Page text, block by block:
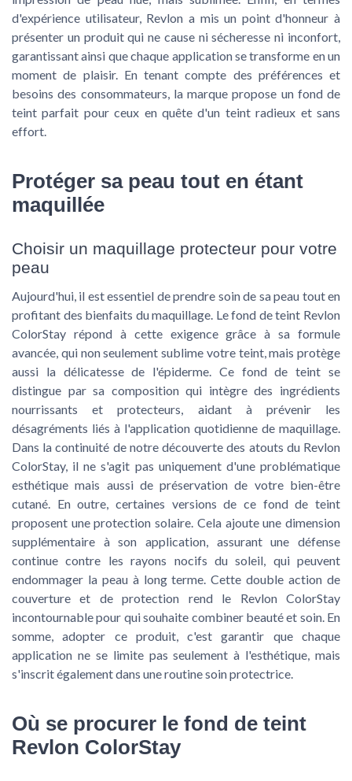
d'expérience utilisateur, Revlon a mis un point d'honneur à
présenter un produit qui ne cause ni sécheresse ni inconfort,
garantissant ainsi que chaque application se transforme en un
moment de plaisir. En tenant compte des préférences et
besoins des consommateurs, la marque propose un fond de
teint parfait pour ceux en quête d'un teint radieux et sans
effort.
Protéger sa peau tout en étant
maquillée
Choisir un maquillage protecteur pour votre
peau
Aujourd'hui, il est essentiel de prendre soin de sa peau tout en
profitant des bienfaits du maquillage. Le fond de teint Revlon
ColorStay répond à cette exigence grâce à sa formule
avancée, qui non seulement sublime votre teint, mais protège
aussi la délicatesse de l'épiderme. Ce fond de teint se
distingue par sa composition qui intègre des ingrédients
nourrissants et protecteurs, aidant à prévenir les
désagréments liés à l'application quotidienne de maquillage.
Dans la continuité de notre découverte des atouts du Revlon
ColorStay, il ne s'agit pas uniquement d'une problématique
esthétique mais aussi de préservation de votre bien-être
cutané. En outre, certaines versions de ce fond de teint
proposent une protection solaire. Cela ajoute une dimension
supplémentaire à son application, assurant une défense
continue contre les rayons nocifs du soleil, qui peuvent
endommager la peau à long terme. Cette double action de
couverture et de protection rend le Revlon ColorStay
incontournable pour qui souhaite combiner beauté et soin. En
somme, adopter ce produit, c'est garantir que chaque
application ne se limite pas seulement à l'esthétique, mais
s'inscrit également dans une routine soin protectrice.
Où se procurer le fond de teint
Revlon ColorStay